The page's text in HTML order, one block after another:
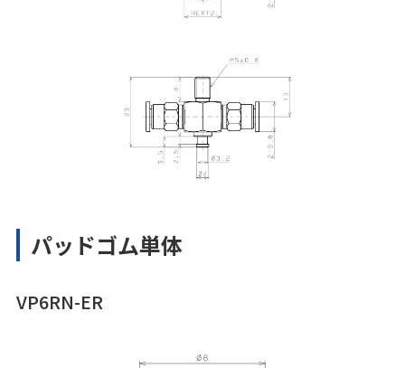
パッドゴム単体
VP6RN-ER